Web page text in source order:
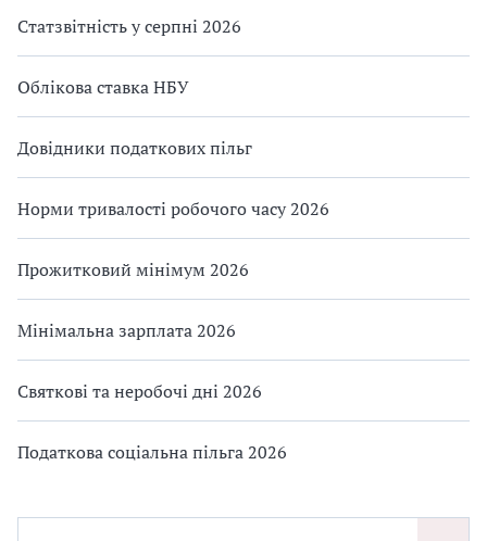
Статзвітність у серпні 2026
Облікова ставка НБУ
Довідники податкових пільг
Норми тривалості робочого часу 2026
Прожитковий мінімум 2026
Мінімальна зарплата 2026
Святкові та неробочі дні 2026
Податкова соціальна пільга 2026